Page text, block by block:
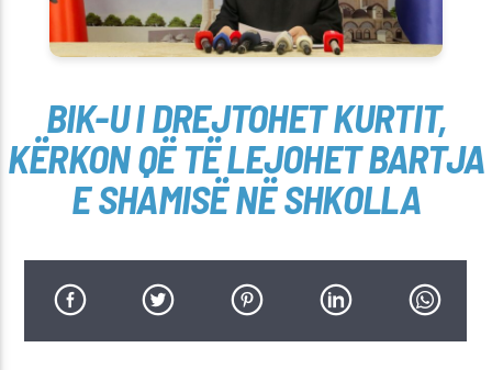
BIK-U I DREJTOHET KURTIT,
KËRKON QË TË LEJOHET BARTJA
E SHAMISË NË SHKOLLA